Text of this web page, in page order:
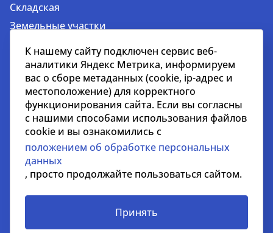
Складская
Земельные участки
Гостиничная
Недвижимость за рубежом
Услуги
Услуги для застройщиков и девелоперов
Управление недвижимостью
Управление строительными проектами
К нашему сайту подключен сервис веб-
аналитики Яндекс Метрика, информируем
вас о сборе метаданных (cookie, ip-адрес и
местоположение) для корректного
функционирования сайта. Если вы согласны
с нашими способами использования файлов
cookie и вы ознакомились с
положением об обработке персональных
данных
, просто продолжайте пользоваться сайтом.
Принять